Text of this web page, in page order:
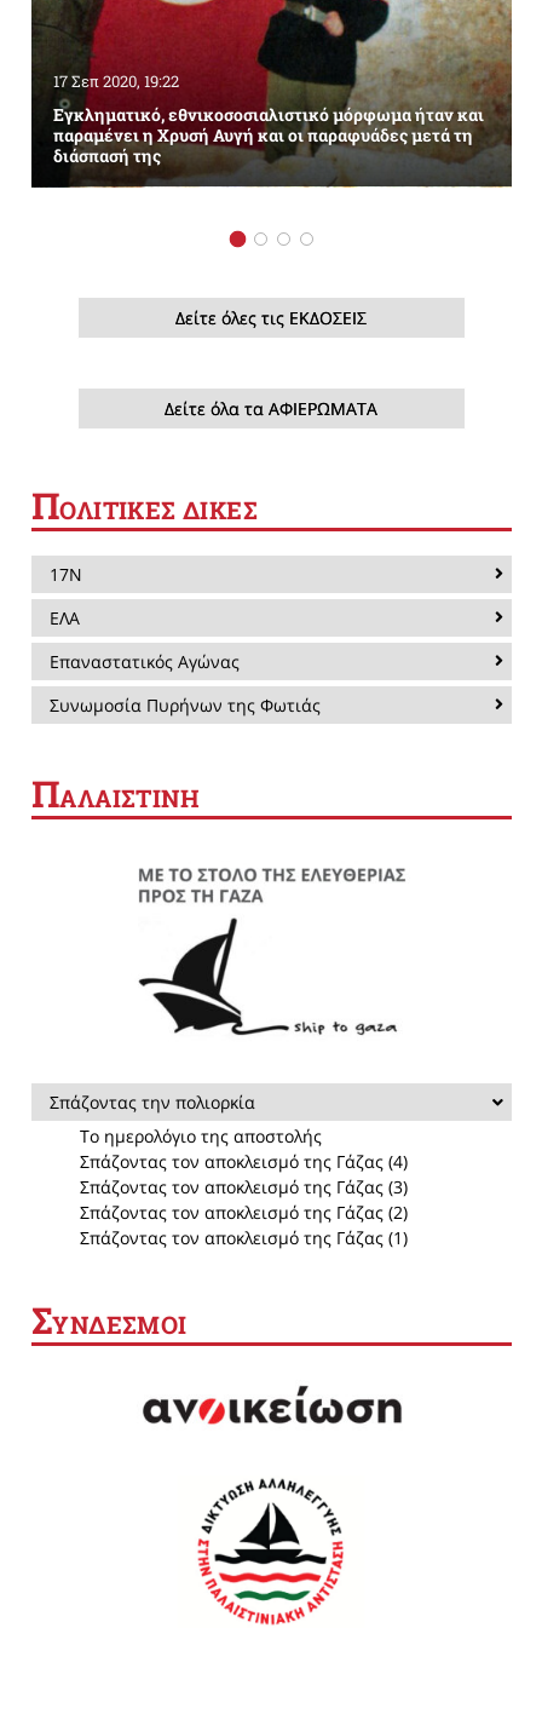
17 Σεπ 2020, 19:22
Εγκληματικό, εθνικοσοσιαλιστικό μόρφωμα ήταν και
παραμένει η Χρυσή Αυγή και οι παραφυάδες μετά τη
διάσπασή της
Δείτε όλες τις ΕΚΔΟΣΕΙΣ
Δείτε όλα τα ΑΦΙΕΡΩΜΑΤΑ
ΠΟΛΙΤΙΚΕΣ ΔΙΚΕΣ
17Ν
ΕΛΑ
Επαναστατικός Αγώνας
Συνωμοσία Πυρήνων της Φωτιάς
ΠΑΛΑΙΣΤΙΝΗ
Σπάζοντας την πολιορκία
Το ημερολόγιο της αποστολής
Σπάζοντας τον αποκλεισμό της Γάζας (4)
Σπάζοντας τον αποκλεισμό της Γάζας (3)
Σπάζοντας τον αποκλεισμό της Γάζας (2)
Σπάζοντας τον αποκλεισμό της Γάζας (1)
ΣΥΝΔΕΣΜΟΙ